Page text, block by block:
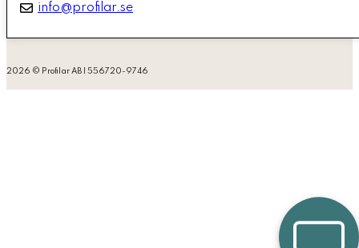
info@profilar.se
2026 © Profilar AB | 556720-9746